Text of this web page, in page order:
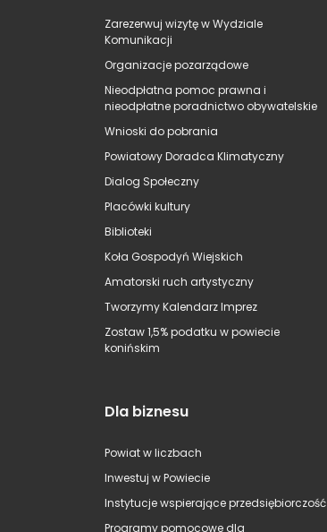
Zarezerwuj wizytę w Wydziale
Komunikacji
Organizacje pozarządowe
Nieodpłatna pomoc prawna i
nieodpłatne poradnictwo obywatelskie
Wnioski do pobrania
Powiatowy Doradca Klimatyczny
Dialog Społeczny
Placówki kultury
Biblioteki
Koła Gospodyń Wiejskich
Amatorski ruch artystyczny
Tworzymy Kalendarz Imprez
Zostaw 1,5% podatku w powiecie
konińskim
Dla biznesu
Powiat w liczbach
Inwestuj w Powiecie
Instytucje wspierające przedsiębiorczość
Programy pomocowe dla